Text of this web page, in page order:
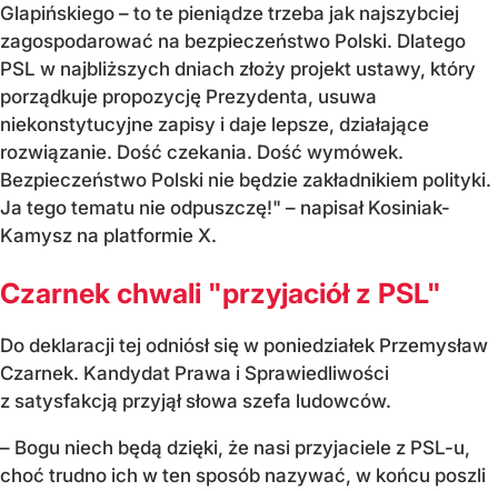
Glapińskiego – to te pieniądze trzeba jak najszybciej
zagospodarować na bezpieczeństwo Polski. Dlatego
PSL w najbliższych dniach złoży projekt ustawy, który
porządkuje propozycję Prezydenta, usuwa
niekonstytucyjne zapisy i daje lepsze, działające
rozwiązanie. Dość czekania. Dość wymówek.
Bezpieczeństwo Polski nie będzie zakładnikiem polityki.
Ja tego tematu nie odpuszczę!" – napisał Kosiniak-
Kamysz na platformie X.
Czarnek chwali "przyjaciół z PSL"
Do deklaracji tej odniósł się w poniedziałek Przemysław
Czarnek. Kandydat Prawa i Sprawiedliwości
z satysfakcją przyjął słowa szefa ludowców.
– Bogu niech będą dzięki, że nasi przyjaciele z PSL-u,
choć trudno ich w ten sposób nazywać, w końcu poszli